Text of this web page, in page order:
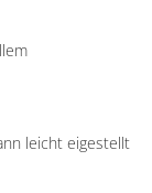
leicht eigestellt